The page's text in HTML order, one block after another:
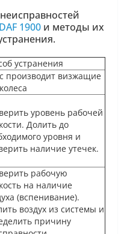
DAF 1900 и методы их
устранения
производит визжащие
уровень рабочей
Долить до
уровня и
наличие утечек.
рабочую
на наличие
(вспенивание).
воздух из системы и
причину